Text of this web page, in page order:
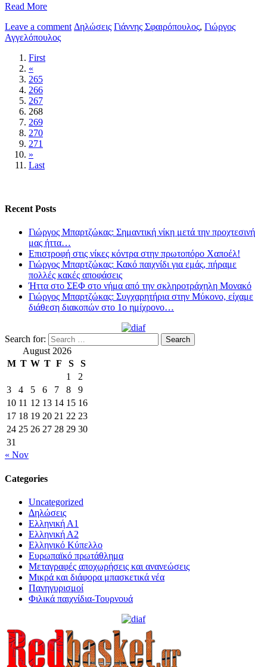
Read More
Leave a comment Δηλώσεις Γιάννης Σφαιρόπουλος, Γιώργος
Αγγελόπουλος
First
«
265
266
267
268
269
270
271
»
Last
Recent Posts
Γιώργος Μπαρτζώκας: Σημαντική νίκη μετά την προχτεσινή
μας ήττα…
Επιστροφή στις νίκες κόντρα στην πρωτοπόρο Χαποέλ!
Γιώργος Μπαρτζώκας: Κακό παιχνίδι για εμάς, πήραμε
πολλές κακές αποφάσεις
Ήττα στο ΣΕΦ στο νήμα από την σκληροτράχηλη Μονακό
Γιώργος Μπαρτζώκας: Συγχαρητήρια στην Μύκονο, είχαμε
διάθεση διακοπών στο 1ο ημίχρονο…
Search for:
August 2026
M T W T F S
S
1
2
3
4 5 6 7 8
9
10 11 12 13 14 15 16
17 18 19 20 21 22 23
24 25 26 27 28 29 30
31
« Nov
Categories
Uncategorized
Δηλώσεις
Ελληνική Α1
Ελληνική Α2
Ελληνικό Κύπελλο
Ευρωπαϊκό πρωτάθλημα
Μεταγραφές αποχωρήσεις και ανανεώσεις
Μικρά και διάφορα μπασκετικά νέα
Πανηγυρισμοί
Φιλικά παιχνίδια-Τουρνουά